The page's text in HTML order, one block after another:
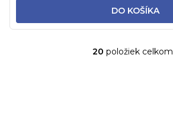
DO KOŠÍKA
O
20 položiek celkom